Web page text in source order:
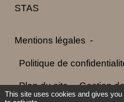
STAS
Mentions légales -
Politique de
Plan du site - Gestion
This site uses cookies and gives